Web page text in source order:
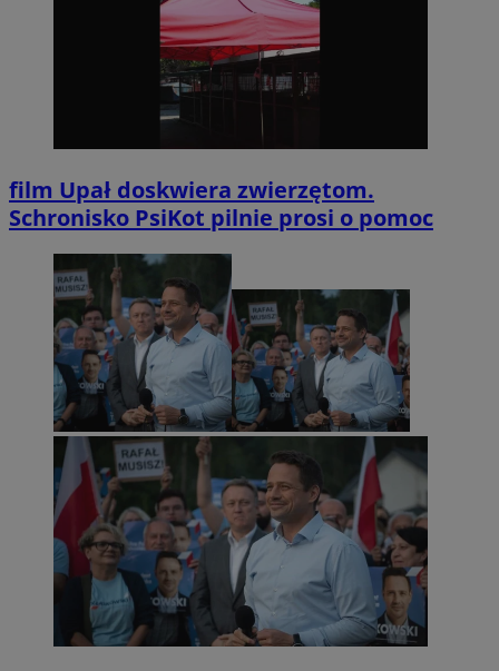
film Upał doskwiera zwierzętom.
Schronisko PsiKot pilnie prosi o pomoc